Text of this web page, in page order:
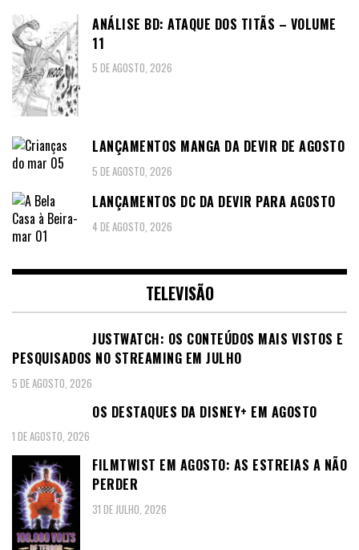
ANÁLISE BD: ATAQUE DOS TITÃS – VOLUME
11
5 DE AGOSTO, 2026
LANÇAMENTOS MANGA DA DEVIR DE AGOSTO
5 DE AGOSTO, 2026
LANÇAMENTOS DC DA DEVIR PARA AGOSTO
4 DE AGOSTO, 2026
TELEVISÃO
JUSTWATCH: OS CONTEÚDOS MAIS VISTOS E
PESQUISADOS NO STREAMING EM JULHO
5 DE AGOSTO, 2026
OS DESTAQUES DA DISNEY+ EM AGOSTO
1 DE AGOSTO, 2026
FILMTWIST EM AGOSTO: AS ESTREIAS A NÃO
PERDER
31 DE JULHO, 2026